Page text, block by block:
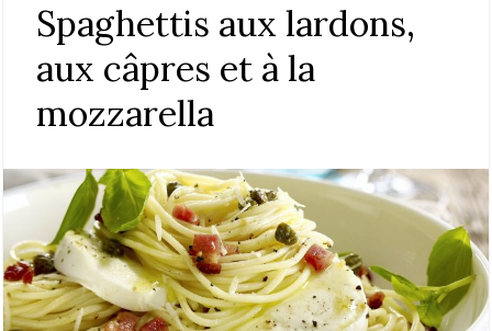
Spaghettis aux lardons,
aux câpres et à la
mozzarella